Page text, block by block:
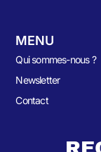
MENU
Qui sommes-nous ?
Newsletter
Contact